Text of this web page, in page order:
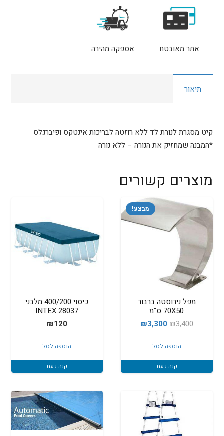
אתר מאובטח אספקה מהירה
תיאור
קיט מסגרת לנורת לד ללא רוזטה לבריכות אינטקס ופיברגלס
*המבנה שמחזיק את הנורה – ללא נורה
מוצרים קשורים
מבצע!
מפל נירוסטה ברבור
70X50 ס"מ
₪3,400
המחיר
היה:
₪3,400.
₪3,300
₪3,300.
הוספה לסל
קנה כעת
כיסוי 400/200 מלבני
INTEX 28037
₪120
הוספה לסל
קנה כעת